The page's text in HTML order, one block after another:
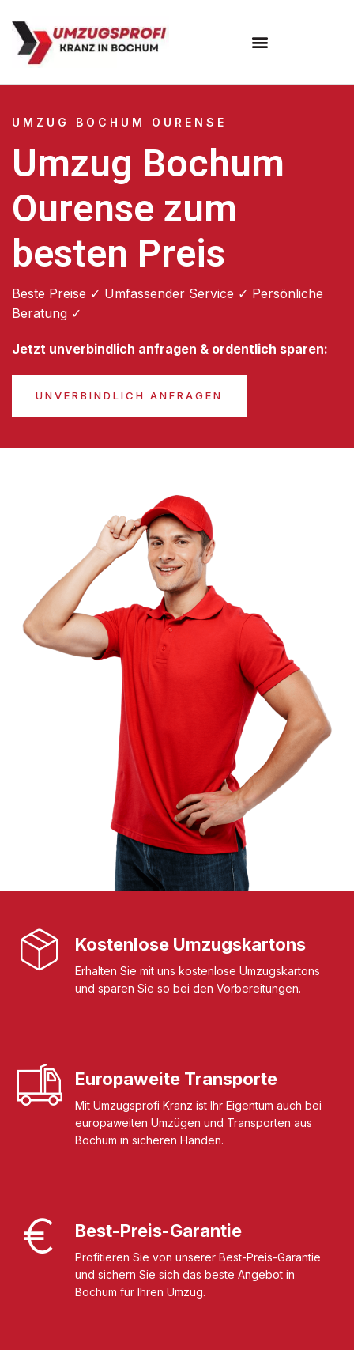
UMZUG BOCHUM OURENSE
Umzug Bochum
Ourense zum
besten Preis
Beste Preise ✓ Umfassender Service ✓ Persönliche
Beratung ✓
Jetzt unverbindlich anfragen & ordentlich sparen:
UNVERBINDLICH ANFRAGEN
Kostenlose Umzugskartons
Erhalten Sie mit uns kostenlose Umzugskartons
und sparen Sie so bei den Vorbereitungen.
Europaweite Transporte
Mit Umzugsprofi Kranz ist Ihr Eigentum auch bei
europaweiten Umzügen und Transporten aus
Bochum in sicheren Händen.
Best-Preis-Garantie
Profitieren Sie von unserer Best-Preis-Garantie
und sichern Sie sich das beste Angebot in
Bochum für Ihren Umzug.